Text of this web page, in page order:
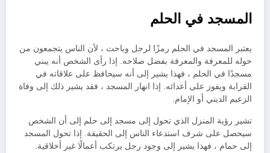
المسجد في الحلم
يعتبر المسجد في الحلم رمزًا لرجل وباحث ، لأن الناس يتجمعون من
حوله للمعرفة والمعرفة بفضل صلاحه. إذا رأى الشخص أنه يبني
مسجدًا في الحلم ، فهذا يشير إلى أنه سيحافظ على علاقاته في
القرابة ويفوز على أعدائه. إذا انهار المسجد ، فقد يشير ذلك إلى وفاة
الزعيم الديني أو الإمام.
تشير رؤية المنزل الذي تحول إلى مسجد إلى حلم إلى أن الشخص
سيحصل على شرف استدعاء الناس إلى الحقيقة. إذا تحول المسجد
إلى حمام ، فهذا يشير إلى وجود رجل يرتكب أعمالًا غير أخلاقية.